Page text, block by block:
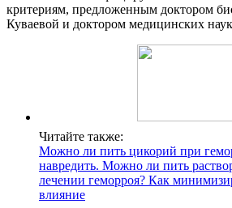
критериям, предложенным доктором
Куваевой и доктором медицинских
Читайте также:
Можно ли пить цикорий при
навредить. Можно ли пить
лечении геморроя? Как
влияние